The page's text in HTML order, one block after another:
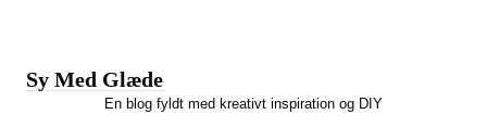
Sy Med Glæde
En blog fyldt med kreativt inspiration og DIY